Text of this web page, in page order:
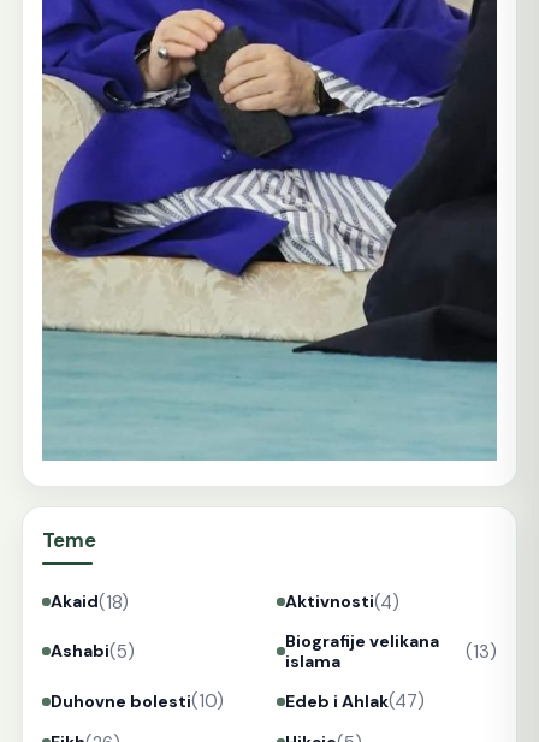
Teme
Akaid(18) Aktivnosti(4)
Ashabi(5)
Biografije velikana
islama
(13)
Duhovne bolesti(10) Edeb i Ahlak(47)